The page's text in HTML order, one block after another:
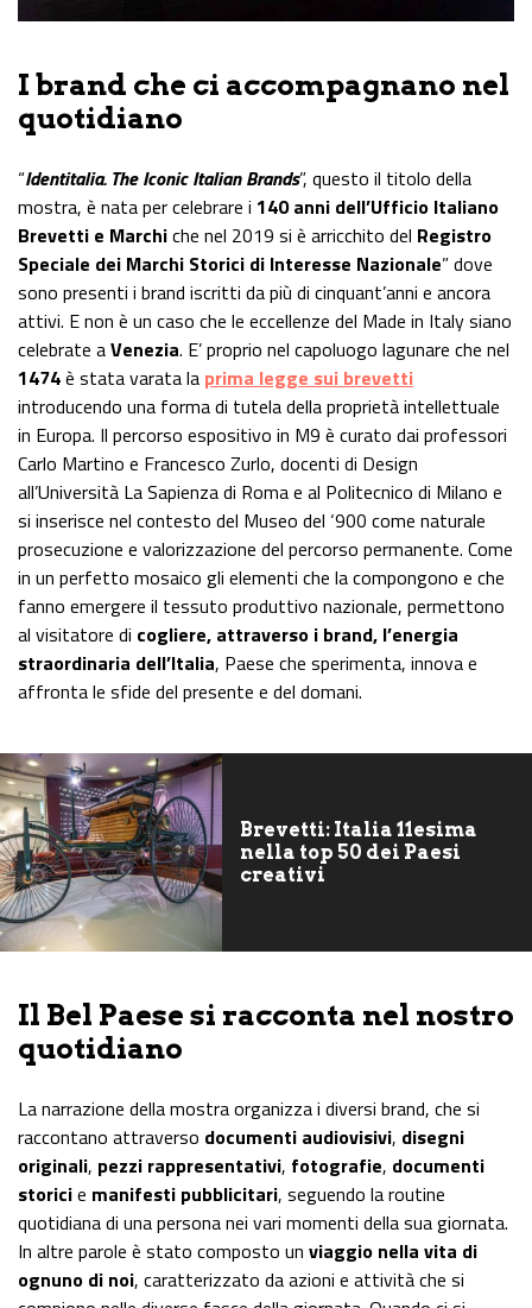
I brand che ci accompagnano nel
quotidiano
“Identitalia. The Iconic Italian Brands”, questo il titolo della
mostra, è nata per celebrare i 140 anni dell’Ufficio Italiano
Brevetti e Marchiche nel 2019 si è arricchito del Registro
Speciale dei Marchi Storici di Interesse Nazionale” dove
sono presenti i brand iscritti da più di cinquant’anni e ancora
attivi. E non è un caso che le eccellenze del Made in Italy siano
celebrate aVenezia. E’ proprio nel capoluogo lagunare che nel
1474è stata varata la prima legge sui brevetti
introducendo una forma di tutela della proprietà intellettuale
in Europa. Il percorso espositivo in M9 è curato dai professori
Carlo Martino e Francesco Zurlo, docenti di Design
all’Università La Sapienza di Roma e al Politecnico di Milano e
si inserisce nel contesto del Museo del ‘900 come naturale
prosecuzione e valorizzazione del percorso permanente. Come
in un perfetto mosaico gli elementi che la compongono e che
fanno emergere il tessuto produttivo nazionale, permettono
al visitatore di cogliere, attraverso i brand, l’energia
straordinaria dell’Italia, Paese che sperimenta, innova e
affronta le sfide del presente e del domani.
Brevetti: Italia 11esima
nella top 50 dei Paesi
creativi
Il Bel Paese si racconta nel nostro
quotidiano
La narrazione della mostra organizza i diversi brand, che si
raccontano attraverso documenti audiovisivi, disegni
originali, pezzi rappresentativi, fotografie, documenti
storicie manifesti pubblicitari, seguendo la routine
quotidiana di una persona nei vari momenti della sua giornata.
In altre parole è stato composto un viaggio nella vita di
ognuno di noi, caratterizzato da azioni e attività che si